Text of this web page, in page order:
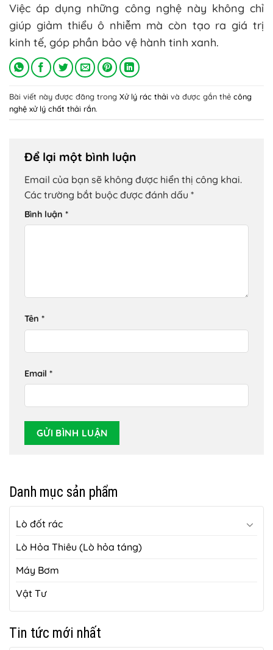
Danh mục sản phẩm
Lò đốt rác
Lò Hỏa Thiêu (Lò hỏa táng)
Máy Bơm
Vật Tư
Tin tức mới nhất
Việc áp dụng những công nghệ này không chỉ
giúp giảm thiểu ô nhiễm mà còn tạo ra giá trị
kinh tế, góp phần bảo vệ hành tinh xanh.
Bài viết này được đăng trong Xử lý rác thải và được gắn thẻ công
nghệ xử lý chất thải rắn.
Để lại một bình luận
Email của bạn sẽ không được hiển thị công khai.
Các trường bắt buộc được đánh dấu *
Bình luận *
Tên *
Email *